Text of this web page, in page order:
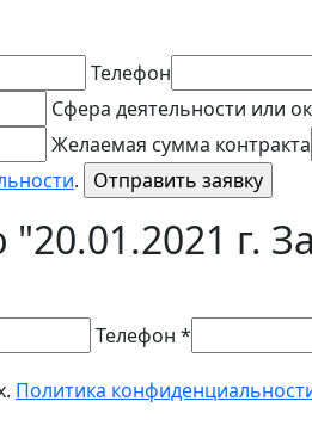
Телефон
Сфера деятельности или
Желаемая сумма контракта
.
г.
Телефон *
Политика